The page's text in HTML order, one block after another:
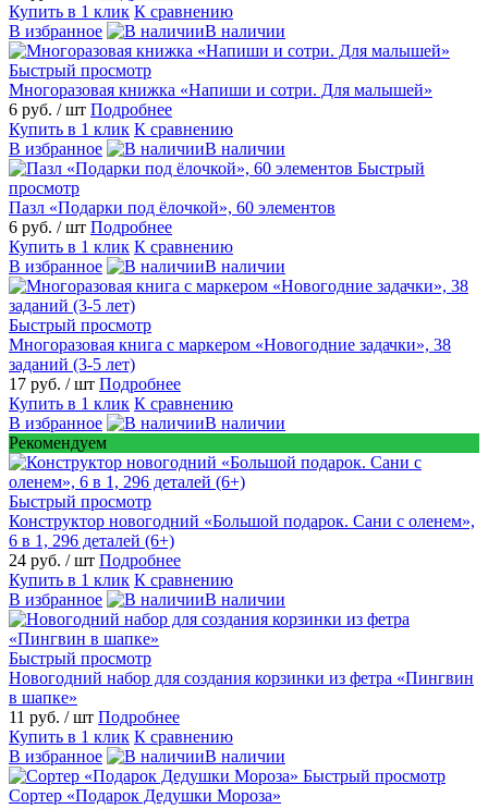
Купить в 1 клик К сравнению
В избранное
В наличии
Быстрый просмотр
Многоразовая книжка «Напиши и сотри. Для малышей»
6 руб. / шт Подробнее
Купить в 1 клик К сравнению
В избранное
В наличии
Быстрый
просмотр
Пазл «Подарки под ёлочкой», 60 элементов
6 руб. / шт Подробнее
Купить в 1 клик К сравнению
В избранное
В наличии
Быстрый просмотр
Многоразовая книга с маркером «Новогодние задачки», 38
заданий (3-5 лет)
17 руб. / шт Подробнее
Купить в 1 клик К сравнению
В избранное
В наличии
Рекомендуем
Быстрый просмотр
Конструктор новогодний «Большой подарок. Сани с оленем»,
6 в 1, 296 деталей (6+)
24 руб. / шт Подробнее
Купить в 1 клик К сравнению
В избранное
В наличии
Быстрый просмотр
Новогодний набор для создания корзинки из фетра «Пингвин
в шапке»
11 руб. / шт Подробнее
Купить в 1 клик К сравнению
В избранное
В наличии
Быстрый просмотр
Сортер «Подарок Дедушки Мороза»